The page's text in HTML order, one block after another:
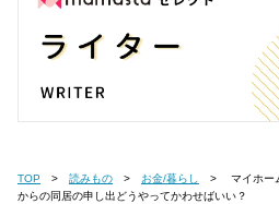
TOP 読みもの お金/暮らし
からの同居の申し出どうやってかわせばいい？